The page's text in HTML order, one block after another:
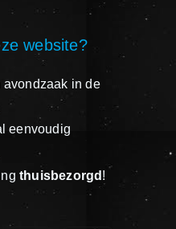
website?
in de
eenvoudig
thuisbezorgd !